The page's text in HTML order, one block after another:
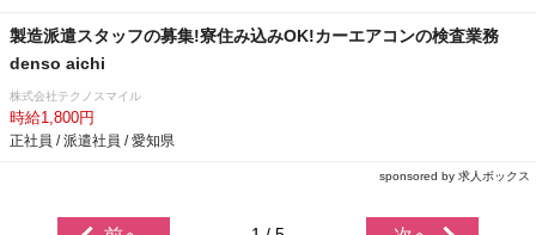
製造派遣スタッフの募集!寮住み込みOK!カーエアコンの検査業務
denso aichi
株式会社テクノスマイル
時給1,800円
正社員 / 派遣社員 / 愛知県
sponsored by 求人ボックス